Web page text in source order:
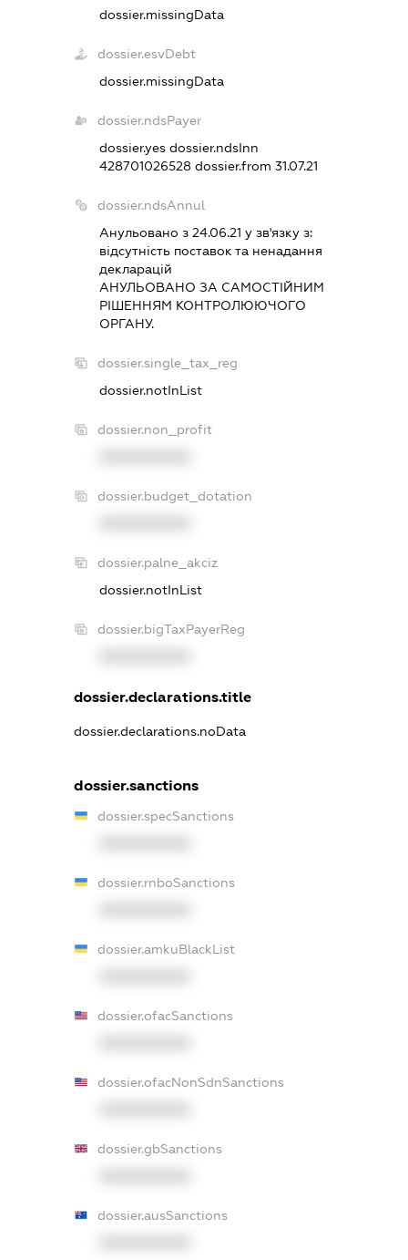
dossier.missingData
dossier.esvDebt
dossier.missingData
dossier.ndsPayer
dossier.yes dossier.ndsInn
428701026528 dossier.from 31.07.21
dossier.ndsAnnul
Анульовано з 24.06.21 у зв'язку з:
вiдсутнiсть поставок та ненадання
декларацiй
АНУЛЬОВАНО ЗА САМОСТIЙНИМ
РIШЕННЯМ КОНТРОЛЮЮЧОГО
ОРГАНУ.
dossier.single_tax_reg
dossier.notInList
dossier.non_profit
dossier.budget_dotation
dossier.palne_akciz
dossier.notInList
dossier.bigTaxPayerReg
dossier.declarations.title
dossier.declarations.noData
dossier.sanctions
dossier.specSanctions
dossier.rnboSanctions
dossier.amkuBlackList
dossier.ofacSanctions
dossier.ofacNonSdnSanctions
dossier.gbSanctions
dossier.ausSanctions